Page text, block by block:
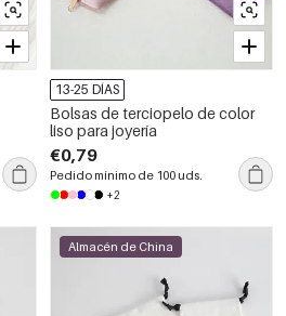
13-25 DÍAS
Bolsas de terciopelo de color
liso para joyería
€0,79
Pedido mínimo de 100 uds.
+2
Almacén de China